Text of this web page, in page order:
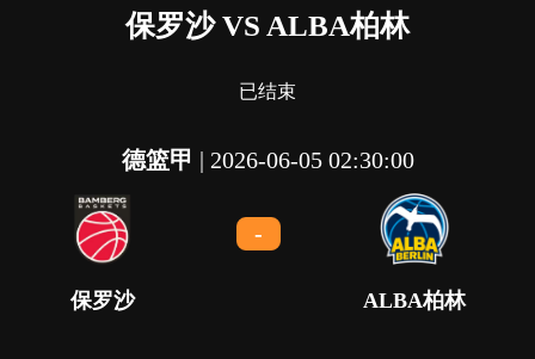
保罗沙 VS ALBA柏林
已结束
德篮甲 | 2026-06-05 02:30:00
保罗沙
-
ALBA柏林